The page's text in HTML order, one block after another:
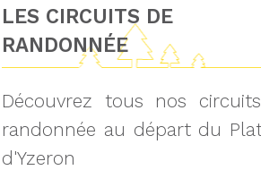
LES CIRCUITS DE
RANDONNÉE
Découvrez tous nos
randonnée au départ du
d'Yzeron